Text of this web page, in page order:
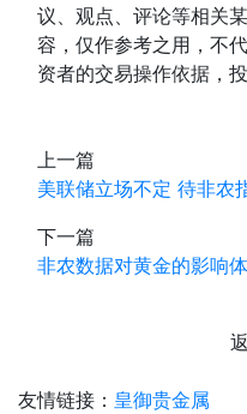
议、观点、评论等相关
容，仅作参考之用，不
资者的交易操作依据，
上一篇
美联储立场不定 待非农
下一篇
非农数据对黄金的影响
友情链接： 皇御贵金属